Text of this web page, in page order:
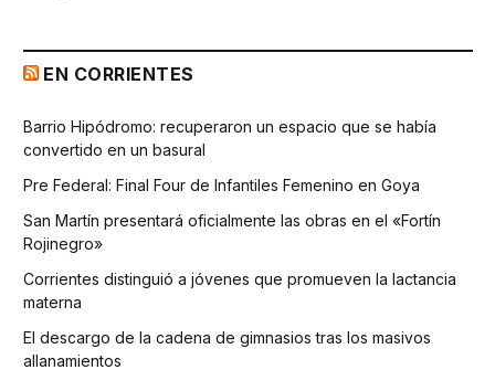
EN CORRIENTES
Barrio Hipódromo: recuperaron un espacio que se había
convertido en un basural
Pre Federal: Final Four de Infantiles Femenino en Goya
San Martín presentará oficialmente las obras en el «Fortín
Rojinegro»
Corrientes distinguió a jóvenes que promueven la lactancia
materna
El descargo de la cadena de gimnasios tras los masivos
allanamientos